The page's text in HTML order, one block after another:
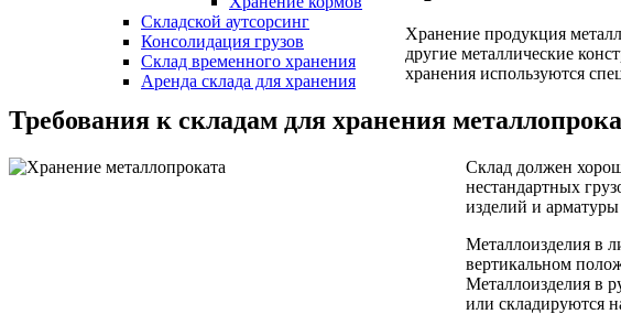
Складской аутсорсинг
Консолидация грузов
Склад временного хранения
Аренда склада для хранения
Хранение продукция
другие металлические
хранения используются
Требования к складам для хранения
Склад должен
нестандартных
изделий и
Металлоизделия в
вертикальном
Металлоизделия в
или складируются